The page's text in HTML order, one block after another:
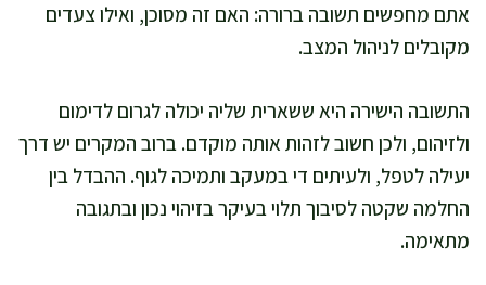
אתם מחפשים תשובה ברורה: האם זה מסוכן, ואילו צעדים
מקובלים לניהול המצב.
התשובה הישירה היא ששארית שליה יכולה לגרום לדימום
ולזיהום, ולכן חשוב לזהות אותה מוקדם. ברוב המקרים יש דרך
יעילה לטפל, ולעיתים די במעקב ותמיכה לגוף. ההבדל בין
החלמה שקטה לסיבוך תלוי בעיקר בזיהוי נכון ובתגובה
מתאימה.